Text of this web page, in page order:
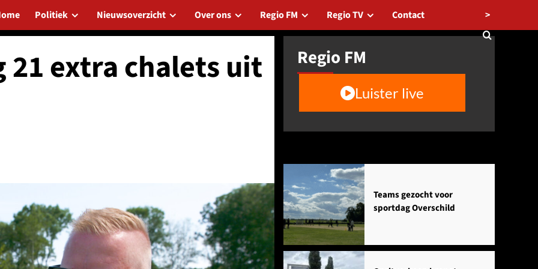
Politiek Nieuwsoverzicht Over ons Regio FM Regio TV Contact >
extra chalets uit
Regio FM
Luister live
Agenda
Teams gezocht voor
sportdag Overschild